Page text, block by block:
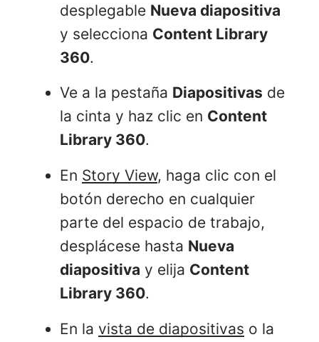
desplegable Nueva diapositiva
y selecciona Content Library
360.
Ve a la pestaña Diapositivas de
la cinta y haz clic en Content
Library 360.
En Story View, haga clic con el
botón derecho en cualquier
parte del espacio de trabajo,
desplácese hasta Nueva
diapositiva y elija Content
Library 360.
En la vista de diapositivas o la